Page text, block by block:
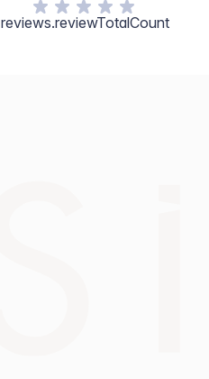
reviews.reviewTotalCount